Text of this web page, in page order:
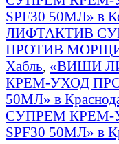
SPF30 50МЛ» в
ЛИФТАКТИВ
ПРОТИВ
Хабль, «ВИШИ
КРЕМ-УХОД
50МЛ» в
СУПРЕМ
SPF30 50МЛ» в